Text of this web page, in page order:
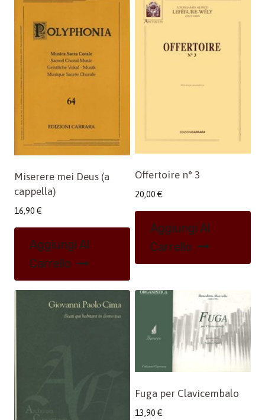
Miserere mei Deus (a
cappella)
16,90 €
Aggiungi Al
Carrello
Offertoire n° 3
20,00 €
Aggiungi Al
Carrello
Fuga per Clavicembalo
13,90 €